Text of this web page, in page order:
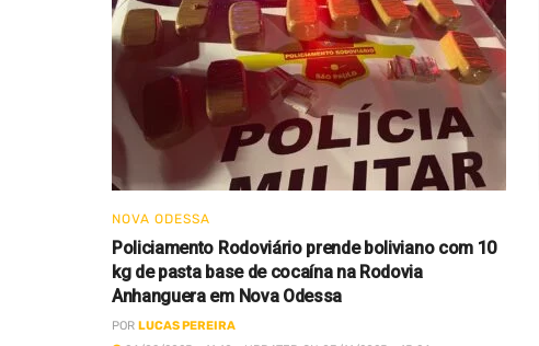
NOVA ODESSA
Policiamento Rodoviário prende boliviano com 10
kg de pasta base de cocaína na Rodovia
Anhanguera em Nova Odessa
POR LUCAS PEREIRA